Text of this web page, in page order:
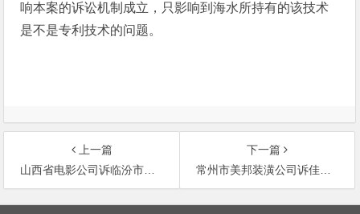
响本案的诉讼机制成立，只影响到海水所持有的该技术
是不是专利技术的问题。
上一篇
山西省电影公司诉临汾市广播电视局在电视上播放其独占发行放映权影片的录像带侵权案
下一篇
常州市美邦装潢公司诉佳思达公司著作权侵权纠纷案
文